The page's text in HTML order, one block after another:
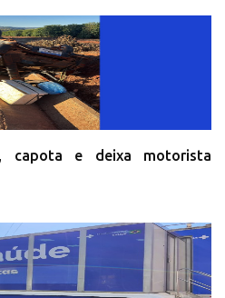
capota e deixa motorista